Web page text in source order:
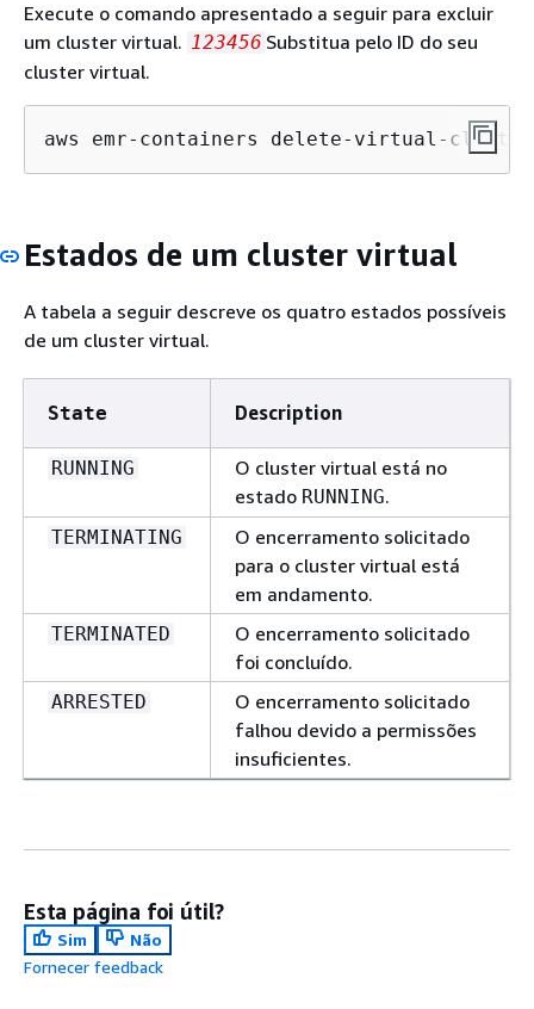
Execute o comando apresentado a seguir para excluir
um cluster virtual. 123456 Substitua pelo ID do seu
cluster virtual.
aws emr-containers delete-virtual-
Estados de um cluster virtual
A tabela a seguir descreve os quatro estados possíveis
de um cluster virtual.
State Description
RUNNING
O cluster virtual está no
estado RUNNING.
TERMINATING
O encerramento solicitado
para o cluster virtual está
em andamento.
TERMINATED
O encerramento solicitado
foi concluído.
ARRESTED
O encerramento solicitado
falhou devido a permissões
insuficientes.
Esta página foi útil?
Sim
Não
Fornecer feedback